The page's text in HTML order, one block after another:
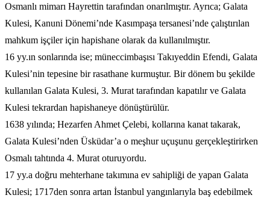
Osmanlı mimarı Hayrettin tarafından onarılmıştır. Ayrıca; Galata
Kulesi, Kanuni Dönemi’nde Kasımpaşa tersanesi’nde çalıştırılan
mahkum işçiler için hapishane olarak da kullanılmıştır.
16 yy.ın sonlarında ise; müneccimbaşısı Takıyeddin Efendi, Galata
Kulesi’nin tepesine bir rasathane kurmuştur. Bir dönem bu şekilde
kullanılan Galata Kulesi, 3. Murat tarafından kapatılır ve Galata
Kulesi tekrardan hapishaneye dönüştürülür.
1638 yılında; Hezarfen Ahmet Çelebi, kollarına kanat takarak,
Galata Kulesi’nden Üsküdar’a o meşhur uçuşunu gerçekleştirirken
Osmalı tahtında 4. Murat oturuyordu.
17 yy.a doğru mehterhane takımına ev sahipliği de yapan Galata
Kulesi; 1717den sonra artan İstanbul yangınlarıyla baş edebilmek